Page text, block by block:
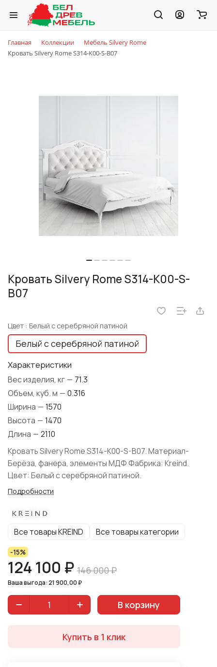
Главная Коллекции
Мебель Silvery Rome
Кровать Silvery Rome S314-K00-S-B07
Кровать Silvery Rome S314-K00-S-
B07
Цвет : Белый с серебряной патиной
Белый с серебряной патиной
Характеристики
Вес изделия, кг — 71.3
Объем, куб. м — 0.316
Ширина — 1570
Высота — 1470
Длина — 2110
Кровать Silvery Rome S314-K00-S-B07. Материал-
Берёза, фанера, элементы МДФ Фабрика: Kreind.
Цвет: Белый с серебряной патиной.
Подробности
Все товары KREIND Все товары категории
-15%
124 100 ₽ 146 000 ₽
Ваша выгода: 21 900,00 ₽
В корзину
Купить в 1 клик